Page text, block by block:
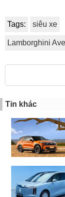
Tags: siêu xe
Lamborghini
Tin khác